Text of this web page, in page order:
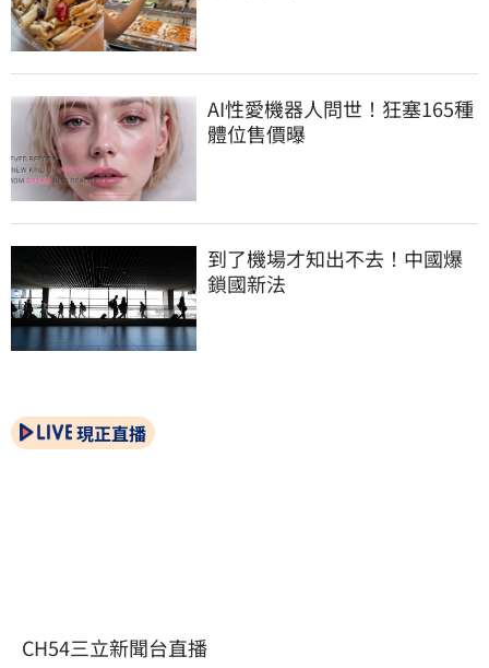
AI性愛機器人問世！狂塞165種
體位售價曝
到了機場才知出不去！中國爆
鎖國新法
現正直播
CH54三立新聞台直播